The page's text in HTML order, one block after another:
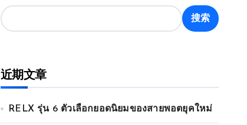
搜索
近期文章
RELX รุ่น 6 ตัวเลือกยอดนิยมของสายพอตยุคใหม่